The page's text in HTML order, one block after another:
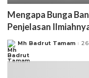
Mengapa Bunga
Penjelasan
Posted
by
Mh Badrut Tamam